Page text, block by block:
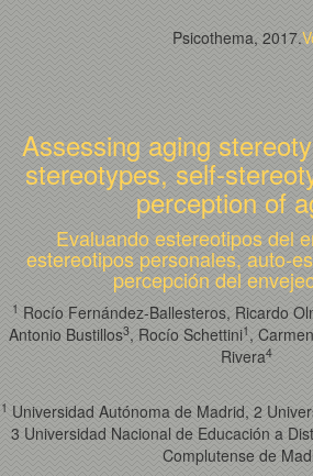
Psicothema, 2017.
Assessing aging
stereotypes, self-
perception of
Evaluando estereotipos del
estereotipos personales, auto-
percepción del
1 Rocío Fernández-Ballesteros, Ricardo
Antonio Bustillos3, Rocío Schettini1 ,
Rivera4
1 Universidad Autónoma de Madrid, 2
3 Universidad Nacional de Educación a
Complutense de